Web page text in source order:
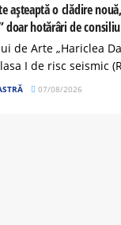
așteaptă o clădire
doar hotărâri de consiliu
de Arte „Hariclea
I de risc seismic
07/08/2026